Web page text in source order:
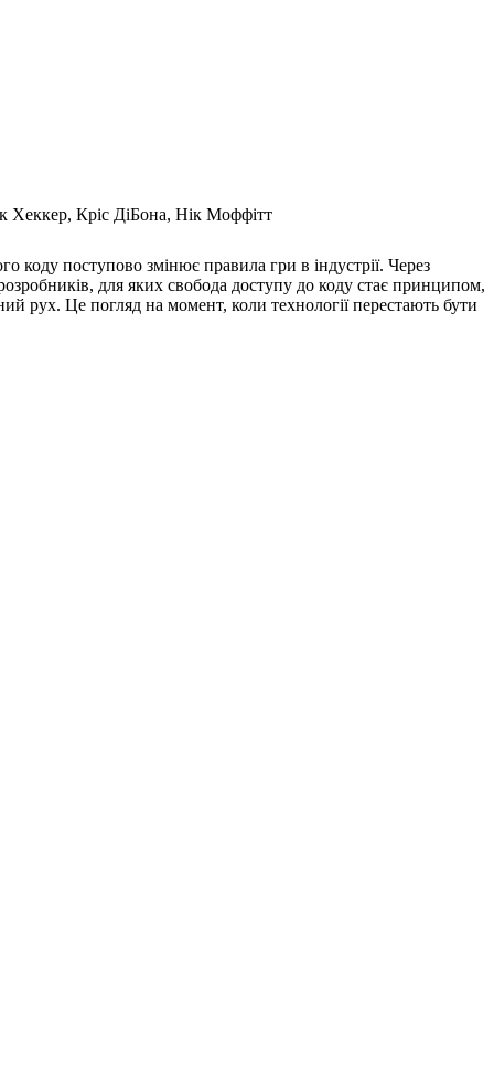
Хеккер, Кріс ДіБона, Нік Моффітт
коду поступово змінює правила гри в індустрії. Через
для яких свобода доступу до коду стає принципом,
рух. Це погляд на момент, коли технології перестають бути